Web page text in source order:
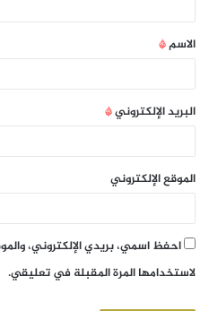
الاسم*
البريد الإلكتروني*
الموقع الإلكتروني
احفظ اسمي، بريدي الإلكتروني،
لاستخدامها المرة المقبلة في تعليقي.